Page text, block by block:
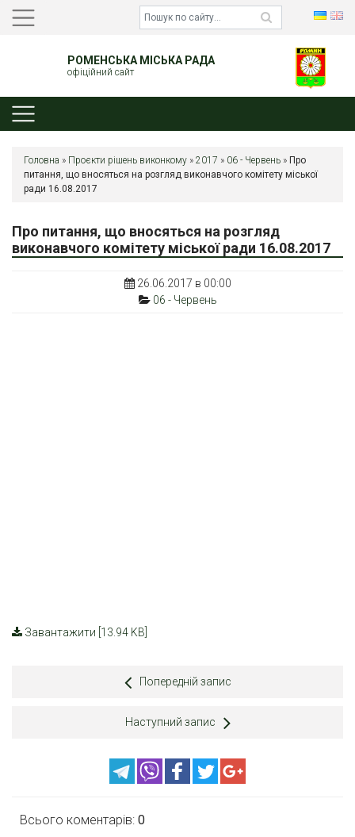
РОМЕНСЬКА МІСЬКА РАДА
офіційний сайт
Головна » Проєкти рішень виконкому » 2017 » 06 - Червень » Про
питання, що вносяться на розгляд виконавчого комітету міської
ради 16.08.2017
Про питання, що вносяться на розгляд
виконавчого комітету міської ради 16.08.2017
26.06.2017 в 00:00
06 - Червень
Завантажити [13.94 KB]
Попередній запис
Наступний запис
Всього коментарів: 0